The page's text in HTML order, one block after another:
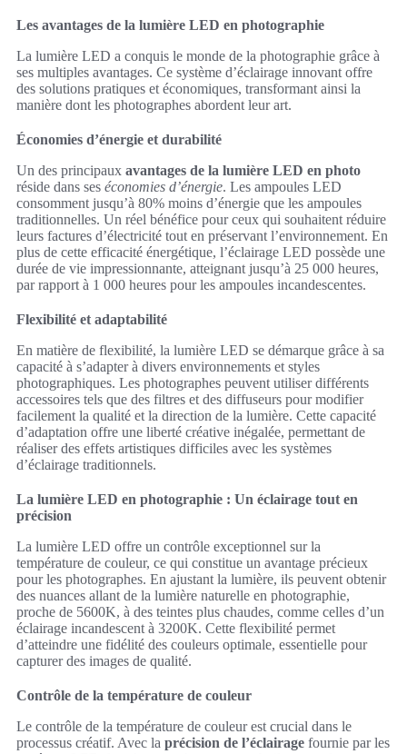
Les avantages de la lumière LED en photographie
La lumière LED a conquis le monde de la photographie grâce à
ses multiples avantages. Ce système d’éclairage innovant offre
des solutions pratiques et économiques, transformant ainsi la
manière dont les photographes abordent leur art.
Économies d’énergie et durabilité
Un des principaux avantages de la lumière LED en photo
réside dans ses économies d’énergie. Les ampoules LED
consomment jusqu’à 80% moins d’énergie que les ampoules
traditionnelles. Un réel bénéfice pour ceux qui souhaitent réduire
leurs factures d’électricité tout en préservant l’environnement. En
plus de cette efficacité énergétique, l’éclairage LED possède une
durée de vie impressionnante, atteignant jusqu’à 25 000 heures,
par rapport à 1 000 heures pour les ampoules incandescentes.
Flexibilité et adaptabilité
En matière de flexibilité, la lumière LED se démarque grâce à sa
capacité à s’adapter à divers environnements et styles
photographiques. Les photographes peuvent utiliser différents
accessoires tels que des filtres et des diffuseurs pour modifier
facilement la qualité et la direction de la lumière. Cette capacité
d’adaptation offre une liberté créative inégalée, permettant de
réaliser des effets artistiques difficiles avec les systèmes
d’éclairage traditionnels.
La lumière LED en photographie : Un éclairage tout en
précision
La lumière LED offre un contrôle exceptionnel sur la
température de couleur, ce qui constitue un avantage précieux
pour les photographes. En ajustant la lumière, ils peuvent obtenir
des nuances allant de la lumière naturelle en photographie,
proche de 5600K, à des teintes plus chaudes, comme celles d’un
éclairage incandescent à 3200K. Cette flexibilité permet
d’atteindre une fidélité des couleurs optimale, essentielle pour
capturer des images de qualité.
Contrôle de la température de couleur
Le contrôle de la température de couleur est crucial dans le
processus créatif. Avec la précision de l’éclairage fournie par les